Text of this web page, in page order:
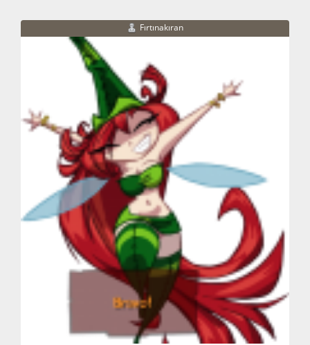
Fırtınakıran